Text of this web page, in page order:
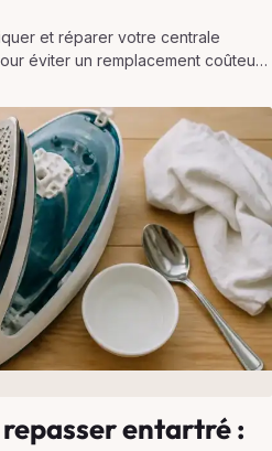
et réparer votre centrale
éviter un remplacement coûteux
entartré :